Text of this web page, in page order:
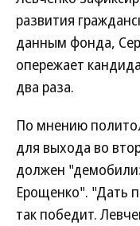
развития
данным фонда,
опережает
два раза.
По мнению
для выхода во
должен
Ерощенко". "Дать
так победит.